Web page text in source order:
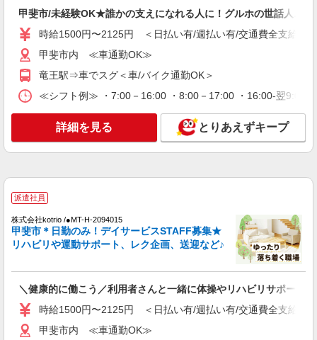
生活サポートなど
時給1500円〜2125円 ＜日払い有/週払い有/交
通費全支給(ガソリン代含む)＞
キープ 詳細を見る
株式会社kotrio /●MT-H-1980964
甲斐市内 ≪車通勤OK≫
詳細を見る
派遣社員
＜面接なし＞デイサービスでリハビリ補助・送
迎など＊甲斐市
甲斐市/未経験OK★誰かの支えになれる人に！グルホの世話人♪
時給1500円〜2125円 ＜日払い有/週払い有/交通費全支給(ガ
甲斐市内 ≪車通勤OK≫
竜王駅⇒車でスグ＜車/バイク通勤OK＞
≪シフト例≫ ・7:00－16:00 ・8:00－17:00 ・16:00-翌9:00
詳細を見る とりあえずキープ
派遣社員
株式会社kotrio /●MT-H-2094015
甲斐市＊日勤のみ！デイサービスSTAFF募集★
リハビリや運動サポート、レク企画、送迎など♪
＼健康的に働こう／利用者さんと一緒に体操やリハビリサポート等
時給1500円〜2125円 ＜日払い有/週払い有/交通費全支給(ガ
甲斐市内 ≪車通勤OK≫